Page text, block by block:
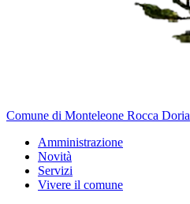
Comune di Monteleone Rocca Doria
Amministrazione
Novità
Servizi
Vivere il comune